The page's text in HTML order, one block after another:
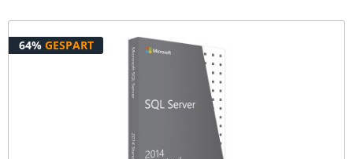
64% GESPART